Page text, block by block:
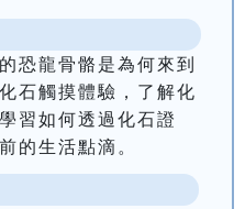
恐龍骨骼是為何來到
石觸摸體驗，了解化
習如何透過化石證
的生活點滴。